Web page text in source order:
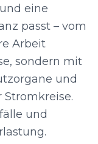
eine
passt – vom
Arbeit
sondern mit
und
und